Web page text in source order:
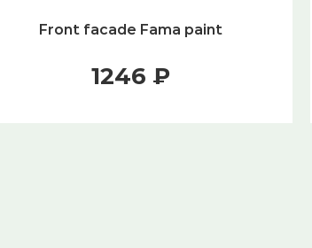
Front facade Fama paint
1246 ₽